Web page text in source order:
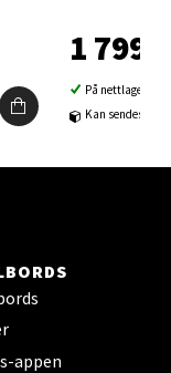
1 799,-
På nettlager
Kan sendes til
appen